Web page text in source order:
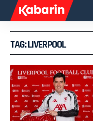
TAG: LIVERPOOL